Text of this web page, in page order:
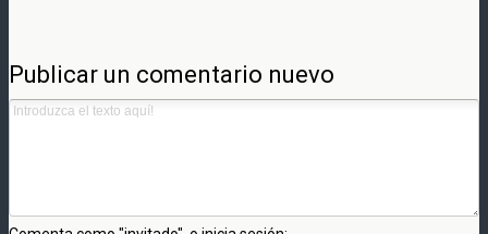
Publicar un comentario nuevo